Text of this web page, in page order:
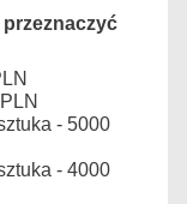
- 5000
- 4000